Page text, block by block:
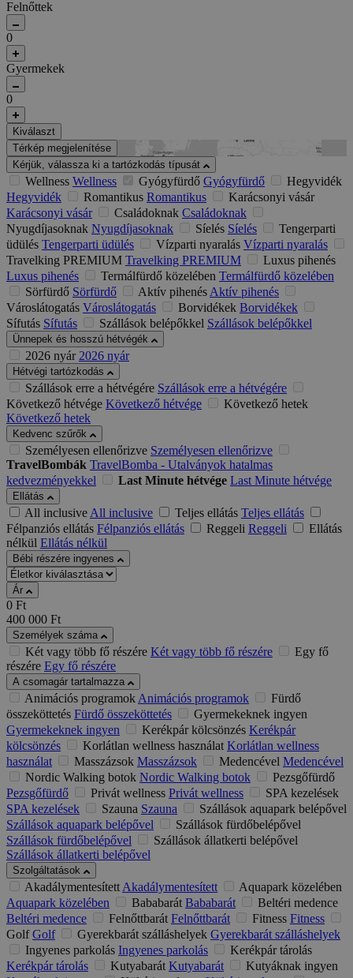
Felnőttek
0
Gyermekek
0
Kiválaszt
Térkép megjelenítése
Kérjük, válassza ki a tartózkodás típusát
Wellness Wellness Gyógyfürdő Gyógyfürdő
Hegyvidék
Hegyvidék
Romantikus Romantikus
Karácsonyi vásár
Karácsonyi vásár
Családoknak Családoknak
Nyugdíjasoknak Nyugdíjasoknak Síelés Síelés
Tengerparti
üdülés Tengerparti üdülés Vízparti nyaralás Vízparti nyaralás
Travelking PREMIUM Travelking PREMIUM
Luxus pihenés
Luxus pihenés
Termálfürdő közelében Termálfürdő közelében
Sörfürdő Sörfürdő Aktív pihenésAktív pihenés
Városlátogatás Városlátogatás Borvidékek Borvidékek
Sífutás Sífutás Szállások belépőkkel Szállások belépőkkel
Ünnepek és hosszú hétvégék
2026 nyár 2026 nyár
Hétvégi tartózkodás
Szállások erre a hétvégére Szállások erre a hétvégére
Következő hétvége Következő hétvége
Következő hetek
Következő hetek
Kedvenc szűrők
Személyesen ellenőrizve Személyesen ellenőrizve
TravelBombák TravelBomba - Utalványok hatalmas
kedvezményekkel
Last Minute hétvége Last Minute hétvége
Ellátás
All inclusiveAll inclusive Teljes ellátás Teljes ellátás
Félpanziós ellátás Félpanziós ellátás Reggeli Reggeli
Ellátás
nélkül Ellátás nélkül
Bébi részére ingyenes
Ár
0 Ft
400 000 Ft
Személyek száma
Két vagy több fő részére Két vagy több fő részére
Egy fő
részére Egy fő részére
A csomagár tartalmazza
Animációs programokAnimációs programok
Fürdő
összeköttetés Fürdő összeköttetés
Gyermekeknek ingyen
Gyermekeknek ingyen
Kerékpár kölcsönzés Kerékpár
kölcsönzés
Korlátlan wellness használat Korlátlan wellness
használat
Masszázsok Masszázsok Medencével Medencével
Nordic Walking botok Nordic Walking botok
Pezsgőfürdő
Pezsgőfürdő
Privát wellness Privát wellness
SPA kezelések
SPA kezelések
Szauna Szauna
Szállások aquapark belépővel
Szállások aquapark belépővel
Szállások fürdőbelépővel
Szállások fürdőbelépővel
Szállások állatkerti belépővel
Szállások állatkerti belépővel
Szolgáltatások
AkadálymentesítettAkadálymentesített
Aquapark közelében
Aquapark közelében
Bababarát Bababarát
Beltéri medence
Beltéri medence
Felnőttbarát Felnőttbarát Fitness Fitness
Golf Golf Gyerekbarát szálláshelyek Gyerekbarát szálláshelyek
Ingyenes parkolás Ingyenes parkolás
Kerékpár tárolás
Kerékpár tárolás
Kutyabarát Kutyabarát
Kutyáknak ingyen